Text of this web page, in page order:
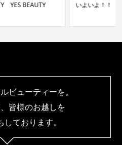
いよいよ！！
ビューティーを。
皆様のお越しを
ております。